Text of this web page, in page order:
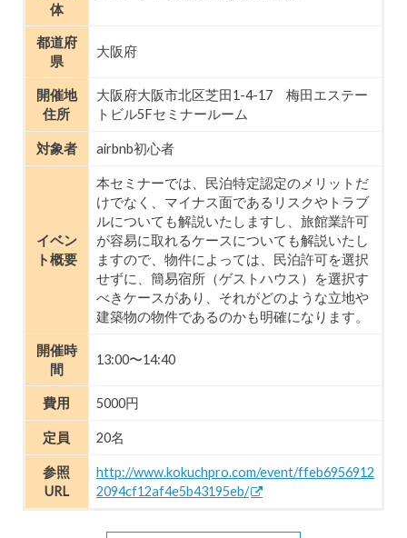
体
都道府
県
大阪府
開催地
住所
大阪府大阪市北区芝田1-4-17 梅田エステー
トビル5Fセミナールーム
対象者 airbnb初心者
イベン
ト概要
本セミナーでは、民泊特定認定のメリットだ
けでなく、マイナス面であるリスクやトラブ
ルについても解説いたしますし、旅館業許可
が容易に取れるケースについても解説いたし
ますので、物件によっては、民泊許可を選択
せずに、簡易宿所（ゲストハウス）を選択す
べきケースがあり、それがどのような立地や
建築物の物件であるのかも明確になります。
開催時
間
13:00〜14:40
費用 5000円
定員 20名
参照
URL
http://www.kokuchpro.com/event/ffeb6956912
2094cf12af4e5b43195eb/